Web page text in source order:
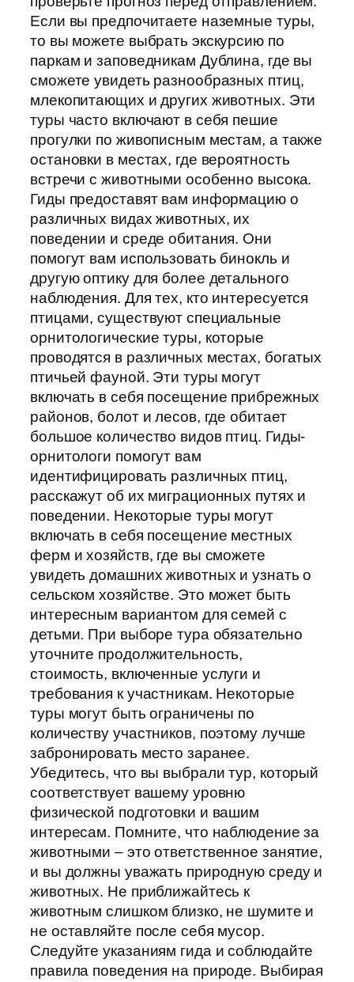
Если вы предпочитаете наземные туры,
то вы можете выбрать экскурсию по
паркам и заповедникам Дублина, где вы
сможете увидеть разнообразных птиц,
млекопитающих и других животных. Эти
туры часто включают в себя пешие
прогулки по живописным местам, а также
остановки в местах, где вероятность
встречи с животными особенно высока.
Гиды предоставят вам информацию о
различных видах животных, их
поведении и среде обитания. Они
помогут вам использовать бинокль и
другую оптику для более детального
наблюдения. Для тех, кто интересуется
птицами, существуют специальные
орнитологические туры, которые
проводятся в различных местах, богатых
птичьей фауной. Эти туры могут
включать в себя посещение прибрежных
районов, болот и лесов, где обитает
большое количество видов птиц. Гиды-
орнитологи помогут вам
идентифицировать различных птиц,
расскажут об их миграционных путях и
поведении. Некоторые туры могут
включать в себя посещение местных
ферм и хозяйств, где вы сможете
увидеть домашних животных и узнать о
сельском хозяйстве. Это может быть
интересным вариантом для семей с
детьми. При выборе тура обязательно
уточните продолжительность,
стоимость, включенные услуги и
требования к участникам. Некоторые
туры могут быть ограничены по
количеству участников, поэтому лучше
забронировать место заранее.
Убедитесь, что вы выбрали тур, который
соответствует вашему уровню
физической подготовки и вашим
интересам. Помните, что наблюдение за
животными – это ответственное занятие,
и вы должны уважать природную среду и
животных. Не приближайтесь к
животным слишком близко, не шумите и
не оставляйте после себя мусор.
Следуйте указаниям гида и соблюдайте
правила поведения на природе. Выбирая